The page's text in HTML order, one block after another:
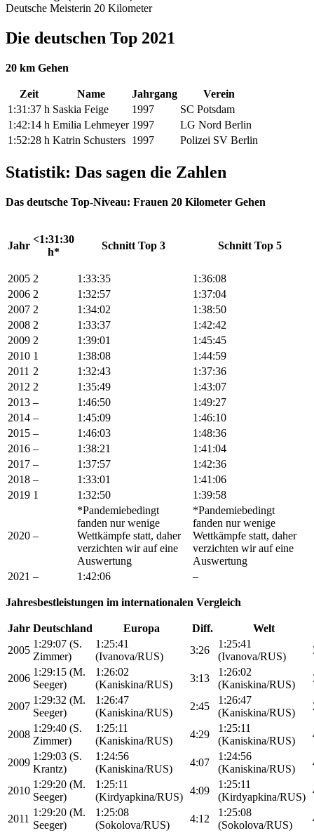
Deutsche Meisterin 20 Kilometer
Die deutschen Top 2021
20 km Gehen
Zeit Name Jahrgang
Verein
1:31:37 h Saskia Feige 1997
SC Potsdam
1:42:14 h Emilia Lehmeyer 1997
LG Nord Berlin
1:52:28 h Katrin Schusters 1997 Polizei SV Berlin
Statistik: Das sagen die Zahlen
Das deutsche Top-Niveau: Frauen 20 Kilometer Gehen
Jahr
<1:31:30
h*
Schnitt Top 3 Schnitt Top 5
2005 2 1:33:35
1:36:08
2006 2 1:32:57
1:37:04
2007 2 1:34:02
1:38:50
2008 2 1:33:37
1:42:42
2009 2 1:39:01
1:45:45
2010 1 1:38:08
1:44:59
2011 2 1:32:43
1:37:36
2012 2 1:35:49
1:43:07
2013 – 1:46:50
1:49:27
2014 – 1:45:09
1:46:10
2015 – 1:46:03
1:48:36
2016 – 1:38:21
1:41:04
2017 – 1:37:57
1:42:36
2018 – 1:33:01
1:41:06
2019 1 1:32:50 1:39:58
2020 –
*Pandemiebedingt
fanden nur wenige
Wettkämpfe statt, daher
verzichten wir auf eine
Auswertung
*Pandemiebedingt
fanden nur wenige
Wettkämpfe statt, daher
verzichten wir auf eine
Auswertung
2021 – 1:42:06 –
Jahresbestleistungen im internationalen Vergleich
Jahr Deutschland Europa Diff.
Welt
2005
1:29:07 (S.
Zimmer)
1:25:41
(Ivanova/RUS)
3:26
1:25:41
(Ivanova/RUS)
2006
1:29:15 (M.
Seeger)
1:26:02
(Kaniskina/RUS)
3:13
1:26:02
(Kaniskina/RUS)
2007
1:29:32 (M.
Seeger)
1:26:47
(Kaniskina/RUS)
2:45
1:26:47
(Kaniskina/RUS)
2008
1:29:40 (S.
Zimmer)
1:25:11
(Kaniskina/RUS)
4:29
1:25:11
(Kaniskina/RUS)
2009
1:29:03 (S.
Krantz)
1:24:56
(Kaniskina/RUS)
4:07
1:24:56
(Kaniskina/RUS)
2010
1:29:20 (M.
Seeger)
1:25:11
(Kirdyapkina/RUS)
4:09
1:25:11
(Kirdyapkina/RUS)
2011
1:29:20 (M.
Seeger)
1:25:08
(Sokolova/RUS)
4:12
1:25:08
(Sokolova/RUS)